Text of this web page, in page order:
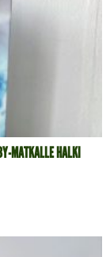
MATKALLE HALKI